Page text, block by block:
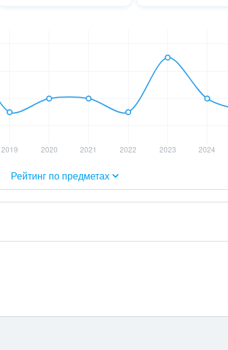
Рейтинг по предметах